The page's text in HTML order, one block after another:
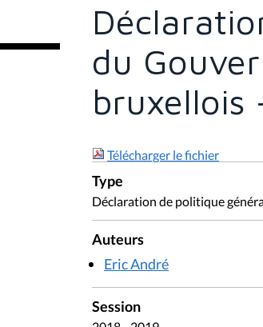
du
bruxellois
Télécharger le fichier
Type
Déclaration de politique
Auteurs
Eric André
Session